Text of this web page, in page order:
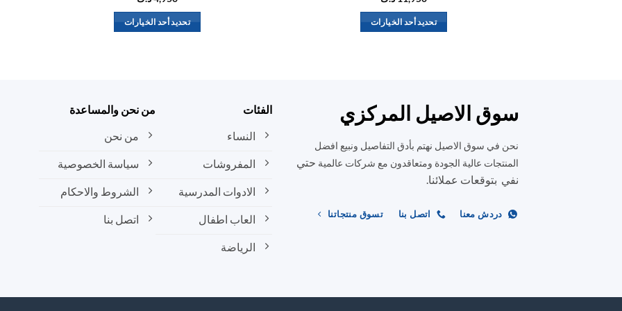
تحديد أحد الخيارات
المختلفة
لهذا
يمكن
اختيار
صفحة
تحديد أحد الخيارات
لهذا
المنتج.
اختيار
صفحة
سوق الاصيل المركزي
نحن في سوق الاصيل نهتم بأدق التفاصيل ونبيع افضل
المنتجات عالية الجودة ومتعاقدون مع شركات عالمية حتي
نفي بتوقعات عملائنا.
دردش معنا اتصل بنا تسوق منتجاتنا
الفئات
النساء
المفروشات
الادوات المدرسية
العاب اطفال
الرياضة
من نحن والمساعدة
من نحن
سياسة الخصوصية
الشروط والاحكام
اتصل بنا